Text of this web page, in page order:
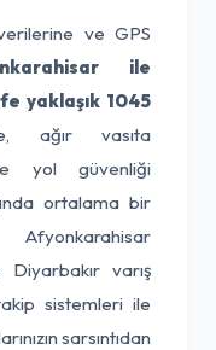
ve GPS
ile
yaklaşık 1045
ağır vasıta
ve yol güvenliği
ortalama bir
Afyonkarahisar
Diyarbakır varış
sistemleri ile
sarsıntıdan